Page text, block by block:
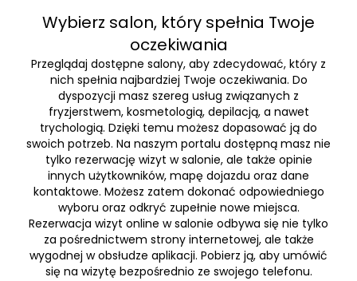
Wybierz salon, który spełnia Twoje
oczekiwania
Przeglądaj dostępne salony, aby zdecydować, który z
nich spełnia najbardziej Twoje oczekiwania. Do
dyspozycji masz szereg usług związanych z
fryzjerstwem, kosmetologią, depilacją, a nawet
trychologią. Dzięki temu możesz dopasować ją do
swoich potrzeb. Na naszym portalu dostępną masz nie
tylko rezerwację wizyt w salonie, ale także opinie
innych użytkowników, mapę dojazdu oraz dane
kontaktowe. Możesz zatem dokonać odpowiedniego
wyboru oraz odkryć zupełnie nowe miejsca.
Rezerwacja wizyt online w salonie odbywa się nie tylko
za pośrednictwem strony internetowej, ale także
wygodnej w obsłudze aplikacji. Pobierz ją, aby umówić
się na wizytę bezpośrednio ze swojego telefonu.